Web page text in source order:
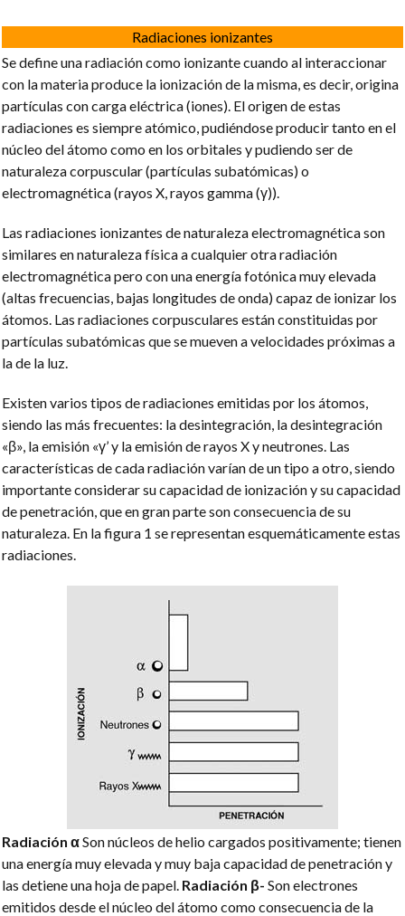
Radiaciones ionizantes
Se define una radiación como ionizante cuando al interaccionar
con la materia produce la ionización de la misma, es decir, origina
partículas con carga eléctrica (iones). El origen de estas
radiaciones es siempre atómico, pudiéndose producir tanto en el
núcleo del átomo como en los orbitales y pudiendo ser de
naturaleza corpuscular (partículas subatómicas) o
electromagnética (rayos X, rayos gamma (γ)).
Las radiaciones ionizantes de naturaleza electromagnética son
similares en naturaleza física a cualquier otra radiación
electromagnética pero con una energía fotónica muy elevada
(altas frecuencias, bajas longitudes de onda) capaz de ionizar los
átomos. Las radiaciones corpusculares están constituidas por
partículas subatómicas que se mueven a velocidades próximas a
la de la luz.
Existen varios tipos de radiaciones emitidas por los átomos,
siendo las más frecuentes: la desintegración, la desintegración
«β», la emisión «γ’ y la emisión de rayos X y neutrones. Las
características de cada radiación varían de un tipo a otro, siendo
importante considerar su capacidad de ionización y su capacidad
de penetración, que en gran parte son consecuencia de su
naturaleza. En la figura 1 se representan esquemáticamente estas
radiaciones.
Radiación αSon núcleos de helio cargados positivamente; tienen
una energía muy elevada y muy baja capacidad de penetración y
las detiene una hoja de papel. Radiación β- Son electrones
emitidos desde el núcleo del átomo como consecuencia de la